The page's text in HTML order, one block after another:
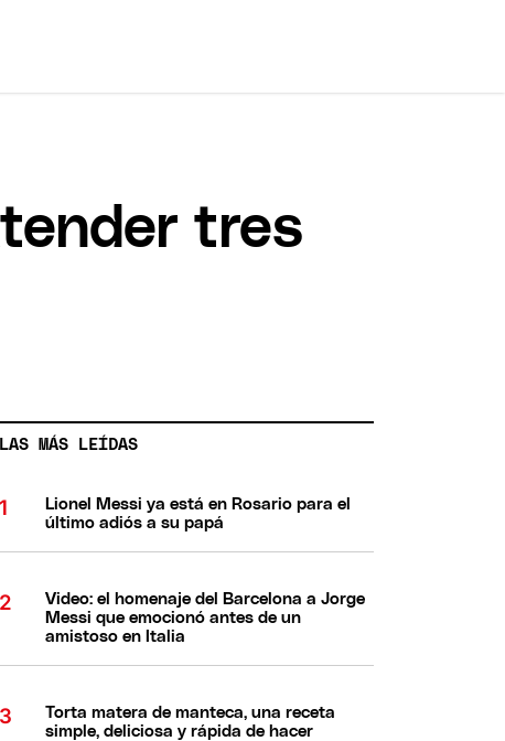
tres
LAS MÁS LEÍDAS
Lionel Messi ya está en Rosario para el
último adiós a su papá
Video: el homenaje del Barcelona a Jorge
Messi que emocionó antes de un
amistoso en Italia
Torta matera de manteca, una receta
simple, deliciosa y rápida de hacer